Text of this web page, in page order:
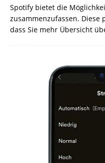
Spotify bietet die
zusammenzufassen. Diese
dass Sie mehr Übersicht